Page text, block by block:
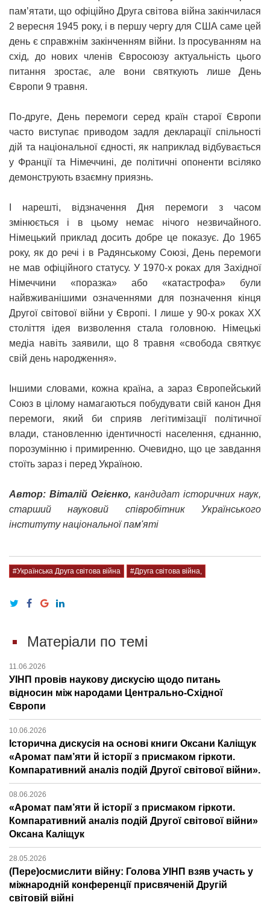
пам’ятати, що офіційно Друга світова війна закінчилася
2 вересня 1945 року, і в першу чергу для США саме цей
день є справжнім закінченням війни. Із просуванням на
схід, до нових членів Євросоюзу актуальність цього
питання зростає, але вони святкують лише День
Європи 9 травня.
По-друге, День перемоги серед країн старої Європи
часто виступає приводом задля декларації спільності
дій та національної єдності, як наприклад відбувається
у Франції та Німеччині, де політичні опоненти всіляко
демонструють взаємну приязнь.
І нарешті, відзначення Дня перемоги з часом
змінюється і в цьому немає нічого незвичайного.
Німецький приклад досить добре це показує. До 1965
року, як до речі і в Радянському Союзі, День перемоги
не мав офіційного статусу. У 1970-х роках для Західної
Німеччини «поразка» або «катастрофа» були
найвживанішими означеннями для позначення кінця
Другої світової війни у Європі. І лише у 90-х роках ХХ
століття ідея визволення стала головною. Німецькі
медіа навіть заявили, що 8 травня «свобода святкує
свій день народження».
Іншими словами, кожна країна, а зараз Європейський
Союз в цілому намагаються побудувати свій канон Дня
перемоги, який би сприяв легітимізації політичної
влади, становленню ідентичності населення, єднанню,
порозумінню і примиренню. Очевидно, що це завдання
стоїть зараз і перед Україною.
Автор: Віталій Огієнко, кандидат історичних наук,
старший науковий співробітник Українського
інституту національної пам'яті
#Українська Друга світова війна #Друга світова війна,
Матеріали по темі
11.06.2026
УІНП провів наукову дискусію щодо питань
відносин між народами Центрально-Східної
Європи
10.06.2026
Історична дискусія на основі книги Оксани Каліщук
«Аромат пам’яти й історії з присмаком гіркоти.
Компаративний аналіз подій Другої світової війни».
08.06.2026
«Аромат пам’яти й історії з присмаком гіркоти.
Компаративний аналіз подій Другої світової війни»
Оксана Каліщук
28.05.2026
(Пере)осмислити війну: Голова УІНП взяв участь у
міжнародній конференції присвяченій Другій
світовій війні